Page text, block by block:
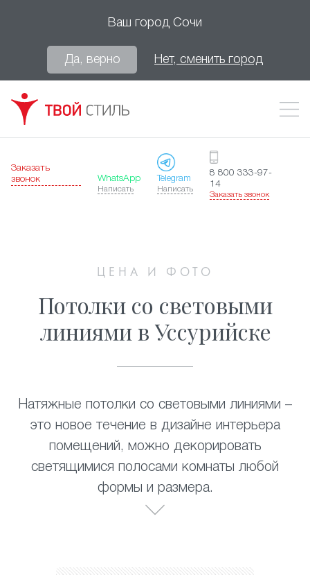
Ваш город Сочи
Да, верно Нет, сменить город
Заказать
звонок
WhatsApp
Написать
Telegram
Написать
8 800 333-97-
14
Заказать звонок
ЦЕНА И ФОТО
Потолки со световыми
линиями в Уссурийске
Натяжные потолки со световыми линиями –
это новое течение в дизайне интерьера
помещений, можно декорировать
светящимися полосами комнаты любой
формы и размера.